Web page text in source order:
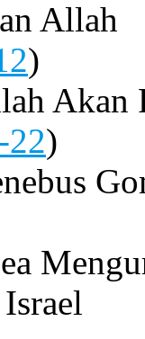
Allah
)
Akan
22)